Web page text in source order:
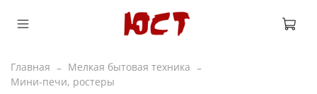
Главная
Мелкая бытовая техника
Мини-печи, ростеры